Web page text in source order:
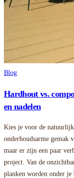
Blog
Hardhout vs.
en nadelen
Kies je voor de
onderhoudsarme gemak
maar er zijn een paar
project. Van de
planken worden onder